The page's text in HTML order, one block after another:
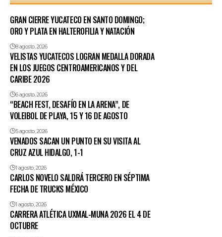
GRAN CIERRE YUCATECO EN SANTO DOMINGO;
ORO Y PLATA EN HALTEROFILIA Y NATACIÓN
8 agosto, 2026
VELISTAS YUCATECOS LOGRAN MEDALLA DORADA
EN LOS JUEGOS CENTROAMERICANOS Y DEL
CARIBE 2026
6 agosto, 2026
“BEACH FEST, DESAFÍO EN LA ARENA”, DE
VOLEIBOL DE PLAYA, 15 Y 16 DE AGOSTO
5 agosto, 2026
VENADOS SACAN UN PUNTO EN SU VISITA AL
CRUZ AZUL HIDALGO, 1-1
1 agosto, 2026
CARLOS NOVELO SALDRÁ TERCERO EN SÉPTIMA
FECHA DE TRUCKS MÉXICO
1 agosto, 2026
CARRERA ATLÉTICA UXMAL-MUNA 2026 EL 4 DE
OCTUBRE